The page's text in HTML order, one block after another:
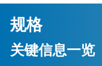
规格
关键信息一览